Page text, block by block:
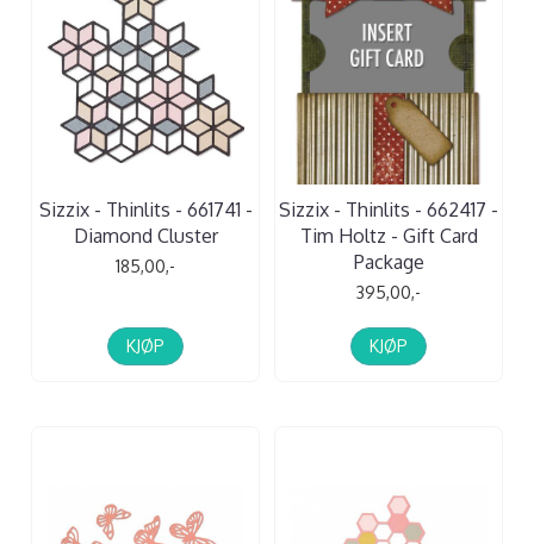
Sizzix - Thinlits - 661741 -
Diamond Cluster
185,00,-
KJØP
Sizzix - Thinlits - 662417 -
Tim Holtz - Gift Card
Package
395,00,-
KJØP